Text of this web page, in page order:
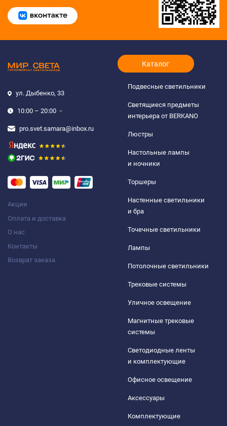
ул. Дыбенко, 33
10:00 – 20:00
pro.svet.samara@inbox.ru
Акции
Оплата и доставка
О нас
Контакты
Возврат заказа
Каталог
Подвесные светильники
Светящиеся предметы
интерьера от BERKANO
Люстры
Настольные лампы
и ночники
Торшеры
Настенные светильники
и бра
Точечные светильники
Лампы
Потолочные светильники
Трековые системы
Уличное освещение
Магнитные трековые
системы
Светодиодные ленты
и комплектующие
Офисное освещение
Аксессуары
Комплектующие